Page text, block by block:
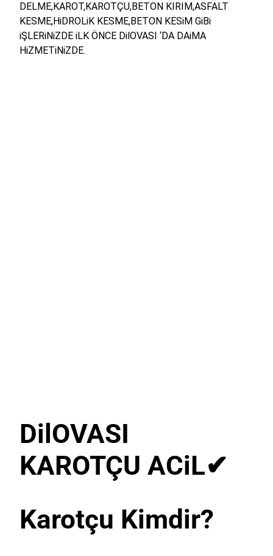
DELME,KAROT,KAROTÇU,BETON KIRIM,ASFALT
KESME,HiDROLiK KESME,BETON KESiM GiBi
iŞLERiNiZDE iLK ÖNCE DilOVASI ‘DA DAiMA
HiZMETiNiZDE.
DilOVASI
KAROTÇU ACiL✔
Karotçu Kimdir?